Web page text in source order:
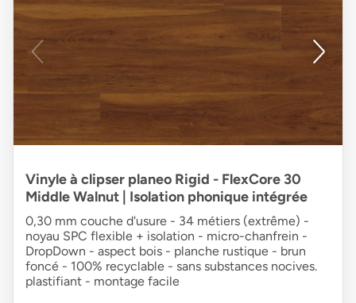
Vinyle à clipser planeo Rigid - FlexCore 30
Middle Walnut | Isolation phonique intégrée
0,30 mm couche d'usure - 34 métiers (extrême) -
noyau SPC flexible + isolation - micro-chanfrein -
DropDown - aspect bois - planche rustique - brun
foncé - 100% recyclable - sans substances nocives.
plastifiant - montage facile